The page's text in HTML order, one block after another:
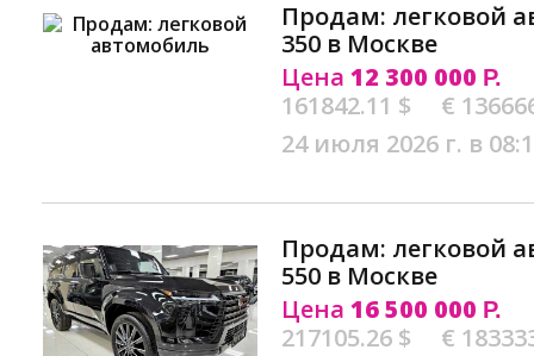
Продам: легковой
350 в Москве
Цена 12 300 000 Р.
161842.11 $
€
24 июля 2026 г. в
Продам: легковой
550 в Москве
Цена 16 500 000 Р.
217105.26 $
€